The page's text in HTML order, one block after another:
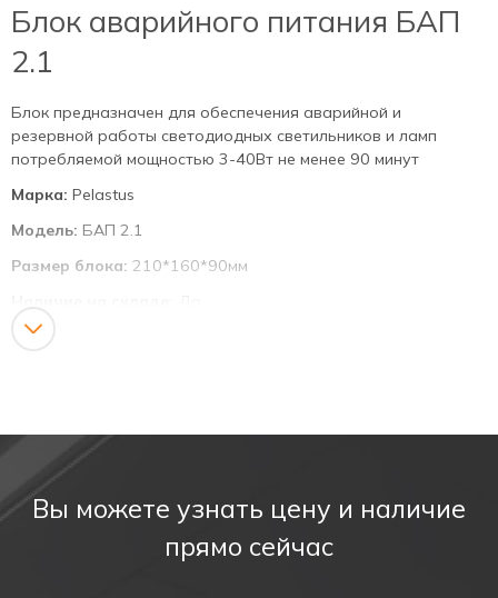
Блок аварийного питания БАП
2.1
Блок предназначен для обеспечения аварийной и
резервной работы светодиодных светильников и ламп
потребляемой мощностью 3-40Вт не менее 90 минут
Марка: Pelastus
Модель: БАП 2.1
Размер блока: 210*160*90мм
Мин. размер заказа:
компаний
Паспорт:
Схема подключения: скачать
Описание продукта:
Вы можете узнать цену и наличие
прямо сейчас